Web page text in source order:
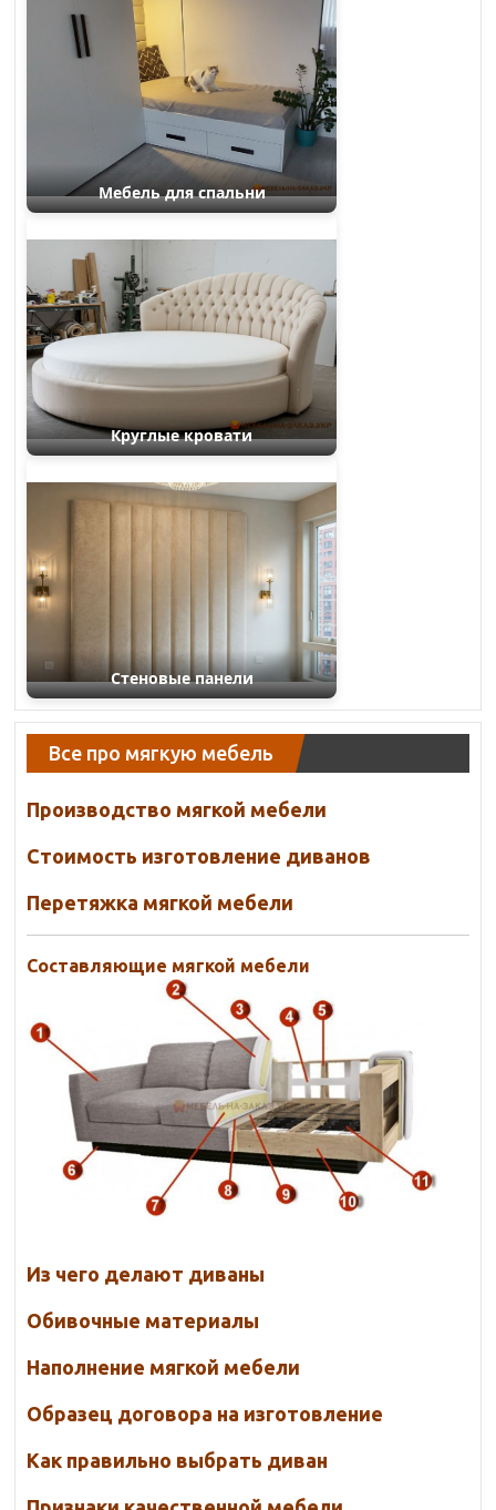
Мебель для спальни
Круглые кровати
Стеновые панели
Все про мягкую мебель
Производство мягкой мебели
Стоимость изготовление диванов
Перетяжка мягкой мебели
Составляющие мягкой мебели
Из чего делают диваны
Обивочные материалы
Наполнение мягкой мебели
Образец договора на изготовление
Как правильно выбрать диван